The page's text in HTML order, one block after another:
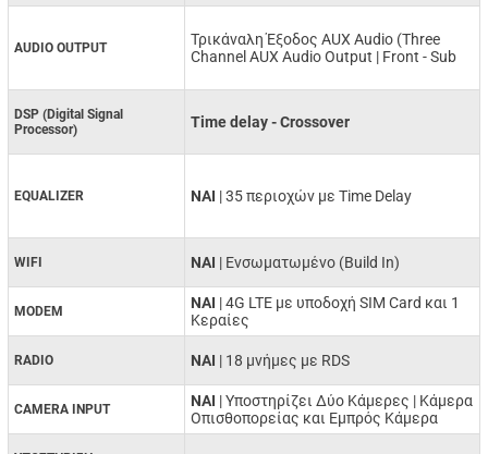
AUDIO OUTPUT
Τρικάναλη Έξοδος AUX Audio (Three
Channel AUX Audio Output | Front - Sub
DSP (Digital Signal
Processor)
Time delay - Crossover
EQUALIZER NAI | 35 περιοχών με Time Delay
WIFI ΝΑΙ | Ενσωματωμένο (Build In)
MODEM NAI | 4G LTE με υποδοχή SIM Card και 1
Κεραίες
RADIO ΝΑΙ | 18 μνήμες με RDS
CAMERA INPUT ΝΑΙ | Υποστηρίζει Δύο Κάμερες | Κάμερα
Οπισθοπορείας και Εμπρός Κάμερα